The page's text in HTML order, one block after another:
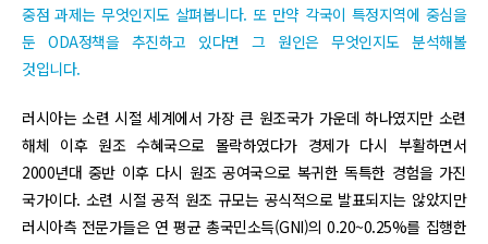
중점 과제는 무엇인지도 살펴봅니다. 또 만약 각국이 특정지역에 중심을
둔 ODA정책을 추진하고 있다면 그 원인은 무엇인지도 분석해볼
것입니다.
러시아는 소련 시절 세계에서 가장 큰 원조국가 가운데 하나였지만 소련
해체 이후 원조 수혜국으로 몰락하였다가 경제가 다시 부활하면서
2000년대 중반 이후 다시 원조 공여국으로 복귀한 독특한 경험을 가진
국가이다. 소련 시절 공적 원조 규모는 공식적으로 발표되지는 않았지만
러시아측 전문가들은 연 평균 총국민소득(GNI)의 0.20~0.25%를 집행한